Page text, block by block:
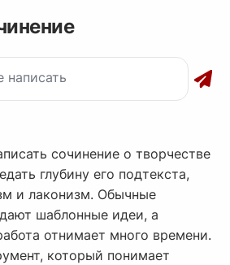
сочинение о творчестве
глубину его подтекста,
и лаконизм. Обычные
шаблонные идеи, а
отнимает много времени.
который понимает